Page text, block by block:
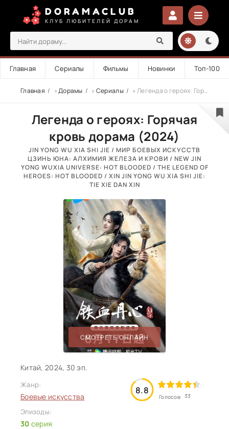
DORAMACLUB
КЛУБ ЛЮБИТЕЛЕЙ ДОРАМ
Главная Сериалы Фильмы Новинки Топ-100
Главная »Дорамы » Сериалы » Легенда о героях: Горячая кровь
Легенда о героях: Горячая
кровь дорама (2024)
JIN YONG WU XIA SHI JIE / МИР БОЕВЫХ ИСКУССТВ
ЦЗИНЬ ЮНА: АЛХИМИЯ ЖЕЛЕЗА И КРОВИ / NEW JIN
YONG WUXIA UNIVERSE: HOT BLOODED / THE LEGEND OF
HEROES: HOT BLOODED / XIN JIN YONG WU XIA SHI JIE:
TIE XIE DAN XIN
СМОТРЕТЬ ОНЛАЙН
Китай, 2024, 30 эп.
Жанр:
Боевые искусства
Эпизоды:
30 серия
8.8
Голосов: 33